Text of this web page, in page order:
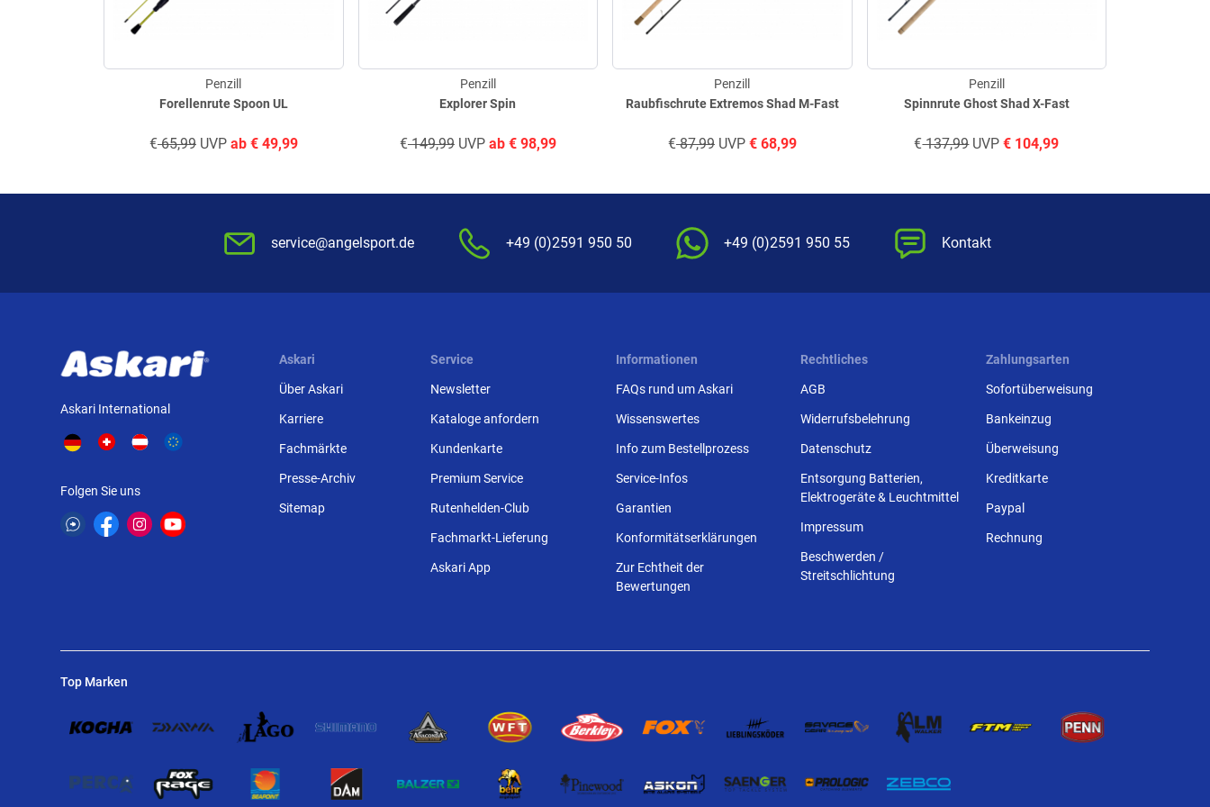
Forellenrute Spoon UL
Penzill
€65,99UVP ab €49,99
Explorer Spin
Penzill
€149,99UVP ab €98,99
Raubfischrute Extremos Shad M-Fast
Penzill
€87,99UVP €68,99
Spinnrute Ghost Shad X-Fast
Penzill
€137,99UVP € 104,99
service@angelsport.de +49 (0)2591 950 50 +49 (0)2591 950 55 Kontakt
Askari International
Folgen Sie uns
Askari
Über Askari
Karriere
Fachmärkte
Presse-Archiv
Sitemap
Service
Newsletter
Kataloge anfordern
Kundenkarte
Premium Service
Rutenhelden-Club
Fachmarkt-Lieferung
Askari App
Informationen
FAQs rund um Askari
Wissenswertes
Info zum Bestellprozess
Service-Infos
Garantien
Konformitätserklärungen
Zur Echtheit der
Bewertungen
Rechtliches
AGB
Widerrufsbelehrung
Datenschutz
Entsorgung Batterien,
Elektrogeräte & Leuchtmittel
Impressum
Beschwerden /
Streitschlichtung
Zahlungsarten
Sofortüberweisung
Bankeinzug
Überweisung
Kreditkarte
Paypal
Rechnung
Top Marken